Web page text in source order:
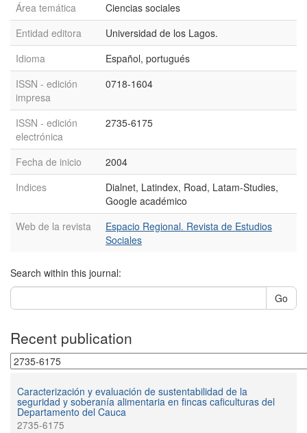
Área temática
Ciencias sociales
Entidad editora
Universidad de los Lagos.
Idioma
Español, portugués
ISSN - edición
impresa
0718-1604
ISSN - edición
electrónica
2735-6175
Fecha de inicio
2004
Indices
Dialnet, Latindex, Road, Latam-Studies,
Google académico
Web de la revista
Espacio Regional. Revista de Estudios
Sociales
Search within this journal:
Go
Recent publication
Caracterización y evaluación de sustentabilidad de la
seguridad y soberanía alimentaria en fincas caficulturas del
Departamento del Cauca
2735-6175